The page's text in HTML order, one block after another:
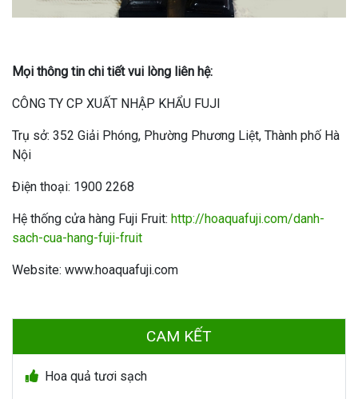
Mọi thông tin chi tiết vui lòng liên hệ:
CÔNG TY CP XUẤT NHẬP KHẨU FUJI
Trụ sở: 352 Giải Phóng, Phường Phương Liệt, Thành phố Hà
Nội
Điện thoại: 1900 2268
Hệ thống cửa hàng Fuji Fruit: http://hoaquafuji.com/danh-
sach-cua-hang-fuji-fruit
Website: www.hoaquafuji.com
CAM KẾT
Hoa quả tươi sạch